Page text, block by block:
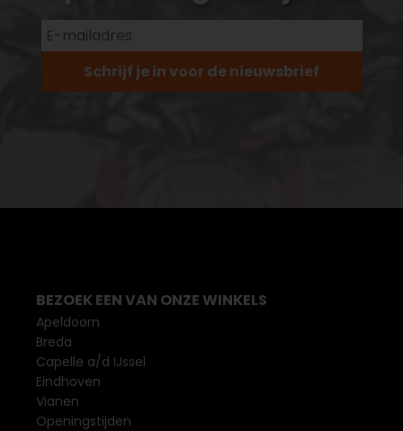
Schrijf je in voor de nieuwsbrief
BEZOEK EEN VAN ONZE WINKELS
Apeldoorn
Breda
Capelle a/d IJssel
Eindhoven
Vianen
Openingstijden